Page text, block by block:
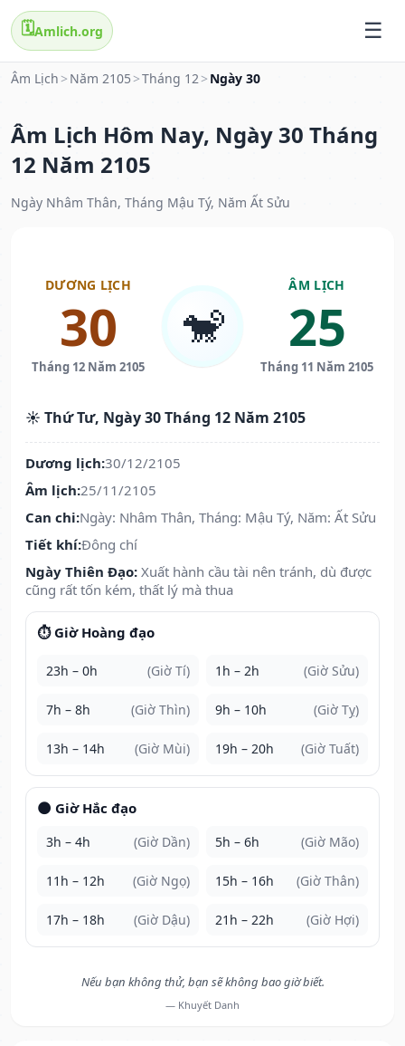
🗓️Amlich.org
Âm Lịch > Năm 2105 >Tháng 12> Ngày 30
Âm Lịch Hôm Nay, Ngày 30 Tháng
12 Năm 2105
Ngày Nhâm Thân, Tháng Mậu Tý, Năm Ất Sửu
DƯƠNG LỊCH
30
Tháng 12 Năm 2105
🐒
ÂM LỊCH
25
Tháng 11 Năm 2105
☀️ Thứ Tư, Ngày 30 Tháng 12 Năm 2105
Dương lịch:30/12/2105
Âm lịch:25/11/2105
Can chi:Ngày: Nhâm Thân, Tháng: Mậu Tý, Năm: Ất Sửu
Tiết khí:Đông chí
Ngày Thiên Đạo: Xuất hành cầu tài nên tránh, dù được
cũng rất tốn kém, thất lý mà thua
⏱️ Giờ Hoàng đạo
23h – 0h (Giờ Tí) 1h – 2h (Giờ Sửu)
7h – 8h (Giờ Thìn) 9h – 10h (Giờ Tỵ)
13h – 14h (Giờ Mùi) 19h – 20h (Giờ Tuất)
🌑 Giờ Hắc đạo
3h – 4h (Giờ Dần) 5h – 6h (Giờ Mão)
11h – 12h (Giờ Ngọ) 15h – 16h (Giờ Thân)
17h – 18h (Giờ Dậu) 21h – 22h (Giờ Hợi)
Nếu bạn không thử, bạn sẽ không bao giờ biết.
— Khuyết Danh